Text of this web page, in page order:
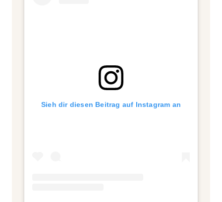
Sieh dir diesen Beitrag auf Instagram an